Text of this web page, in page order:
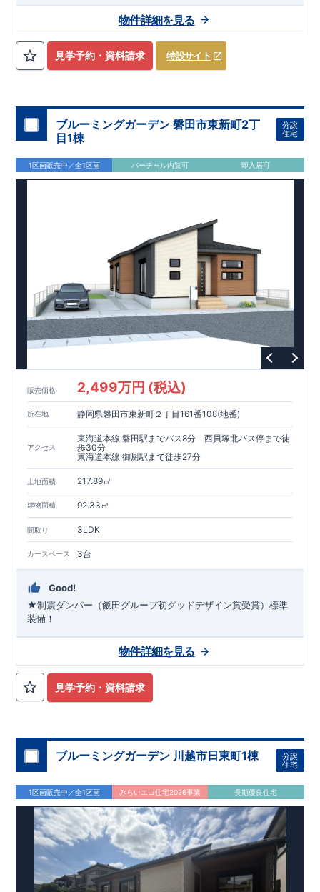
【学校】 ​勝山小学校……徒歩5分（約390ｍ） ​第六中学校……徒
歩13分（約1030ｍ）
（地盤編） ​地震に強い家づくり（建物編） 地震に強い家づく
り（制震編）
【ブルーミングガーデンが選ばれる理由】 ​↓ クリックすると
詳細ページが表示されます
外観デザインへのこだわり メンテナンスリフォーム
グッドデザイン賞を3プロジェクト同時受賞いたしました。
木造住宅用制震ダンパー / 東栄セーフティダンパー
良工法 / R-Evolve パイル
宅地開発手法 / 簡単に地図から
見学予約・資料請求 特設サイト
物件詳細を見る
ブルーミングガーデン 磐田市東新町2丁
目1棟
分譲
住宅
1区画販売中／全1区画 バーチャル内覧可 即入居可
販売価格 2,499万円 (税込)
所在地 静岡県磐田市東新町２丁目161番108(地番)
アクセス
東海道本線 磐田駅までバス8分 西貝塚北バス停まで徒
歩30分
東海道本線 御厨駅まで徒歩27分
土地面積 217.89㎡
建物面積 92.33㎡
間取り 3LDK
カースペース 3台
Good!
★制震ダンパー（飯田グループ初グッドデザイン賞受賞）標準
装備！
見学予約・資料請求
物件詳細を見る
ブルーミングガーデン 川越市日東町1棟
分譲
住宅
1区画販売中／全1区画 みらいエコ住宅2026事業 長期優良住宅